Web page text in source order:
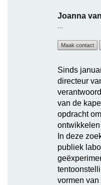
Joanna
Maak contact
Sinds
directeur
van de
opdracht
In deze
publiek
vormen